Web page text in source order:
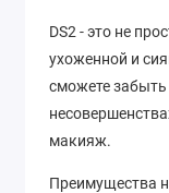
DS2 - это не
ухоженной и
сможете забыть
макияж.
Преимущества